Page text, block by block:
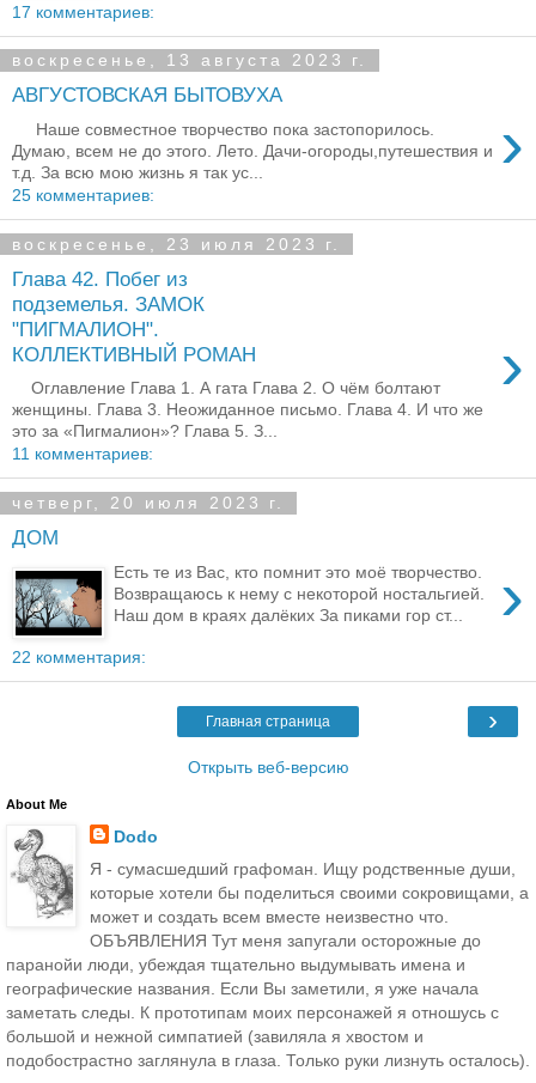
17 комментариев:
воскресенье, 13 августа 2023 г.
АВГУСТОВСКАЯ БЫТОВУХА
›
Наше совместное творчество пока застопорилось.
Думаю, всем не до этого. Лето. Дачи-огороды,путешествия и
т.д. За всю мою жизнь я так ус...
25 комментариев:
воскресенье, 23 июля 2023 г.
Глава 42. Побег из
подземелья. ЗАМОК
"ПИГМАЛИОН".
КОЛЛЕКТИВНЫЙ РОМАН
›
Оглавление Глава 1. А гата Глава 2. О чём болтают
женщины. Глава 3. Неожиданное письмо. Глава 4. И что же
это за «Пигмалион»? Глава 5. З...
11 комментариев:
четверг, 20 июля 2023 г.
ДОМ
›
Есть те из Вас, кто помнит это моё творчество.
Возвращаюсь к нему с некоторой ностальгией.
Наш дом в краях далёких За пиками гор ст...
22 комментария:
›
Главная страница
Открыть веб-версию
About Me
Dodo
Я - сумасшедший графоман. Ищу родственные души,
которые хотели бы поделиться своими сокровищами, а
может и создать всем вместе неизвестно что.
ОБЪЯВЛЕНИЯ Тут меня запугали осторожные до
паранойи люди, убеждая тщательно выдумывать имена и
географические названия. Если Вы заметили, я уже начала
заметать следы. К прототипам моих персонажей я отношусь с
большой и нежной симпатией (завиляла я хвостом и
подобострастно заглянула в глаза. Только руки лизнуть осталось).